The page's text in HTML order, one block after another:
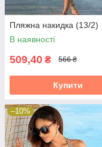
Пляжна накидка (13/2)
В наявності
509,40 ₴ 566 ₴
Купити
–10%